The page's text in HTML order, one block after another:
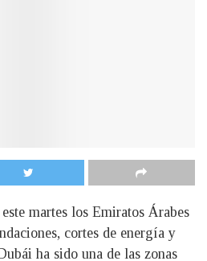
martes los Emiratos Árabes
cortes de energía y
ha sido una de las zonas